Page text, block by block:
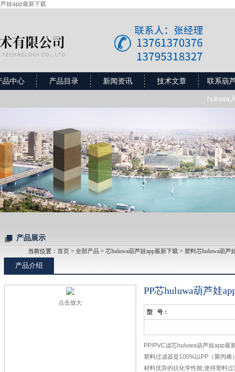
娃app最新下载
品中心 产品目录 新闻资讯 技术文章 联系葫
huluwa
产品展示
当前位置： 首页 > 全部产品 > 芯huluwa葫芦娃app最新下载 > 塑料芯huluwa葫芦
产品介绍
点击放大
PP芯huluwa葫芦娃
型 号：
PP/PVC滤芯huluwa葫芦娃app最
塑料过滤器是100%以PP（聚丙烯
材料优异的抗化学性能,使得塑料